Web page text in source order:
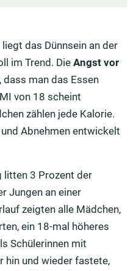
das Dünnsein an der
im Trend. Die Angst vor
man das Essen
von 18 scheint
zählen jede Kalorie.
Abnehmen entwickelt
litten 3 Prozent der
Jungen an einer
zeigten alle Mädchen,
ein 18-mal höheres
Schülerinnen mit
hin und wieder fastete,